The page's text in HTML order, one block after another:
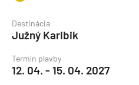
Destinácia
Južný Karibik
Termín plavby
12. 04. - 15. 04. 2027